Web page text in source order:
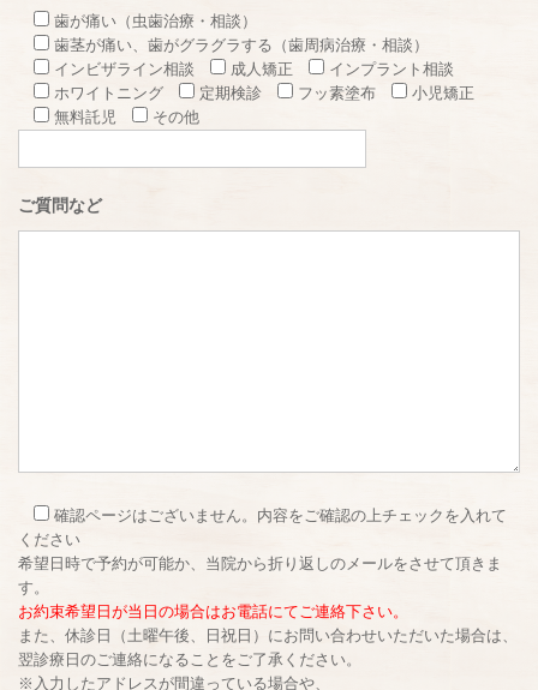
歯が痛い（虫歯治療・相談）
歯茎が痛い、歯がグラグラする（歯周病治療・相談）
インビザライン相談
成人矯正
インプラント相談
ホワイトニング
定期検診 フッ素塗布
小児矯正
無料託児
その他
ご質問など
確認ページはございません。内容をご確認の上チェックを入れて
ください
希望日時で予約が可能か、当院から折り返しのメールをさせて頂きま
す。
お約束希望日が当日の場合はお電話にてご連絡下さい。
また、休診日（土曜午後、日祝日）にお問い合わせいただいた場合は、
翌診療日のご連絡になることをご了承ください。
※入力したアドレスが間違っている場合や、